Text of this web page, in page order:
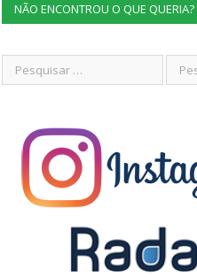
NÃO ENCONTROU O QUE QUERIA?